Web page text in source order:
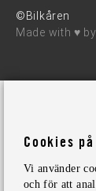
©Bilkåren
Made with ♥ by
Cookies
Vi använder
och för att